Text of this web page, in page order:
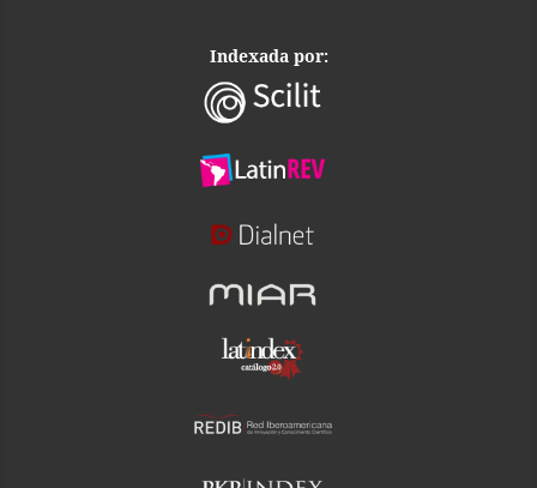
Indexada por: